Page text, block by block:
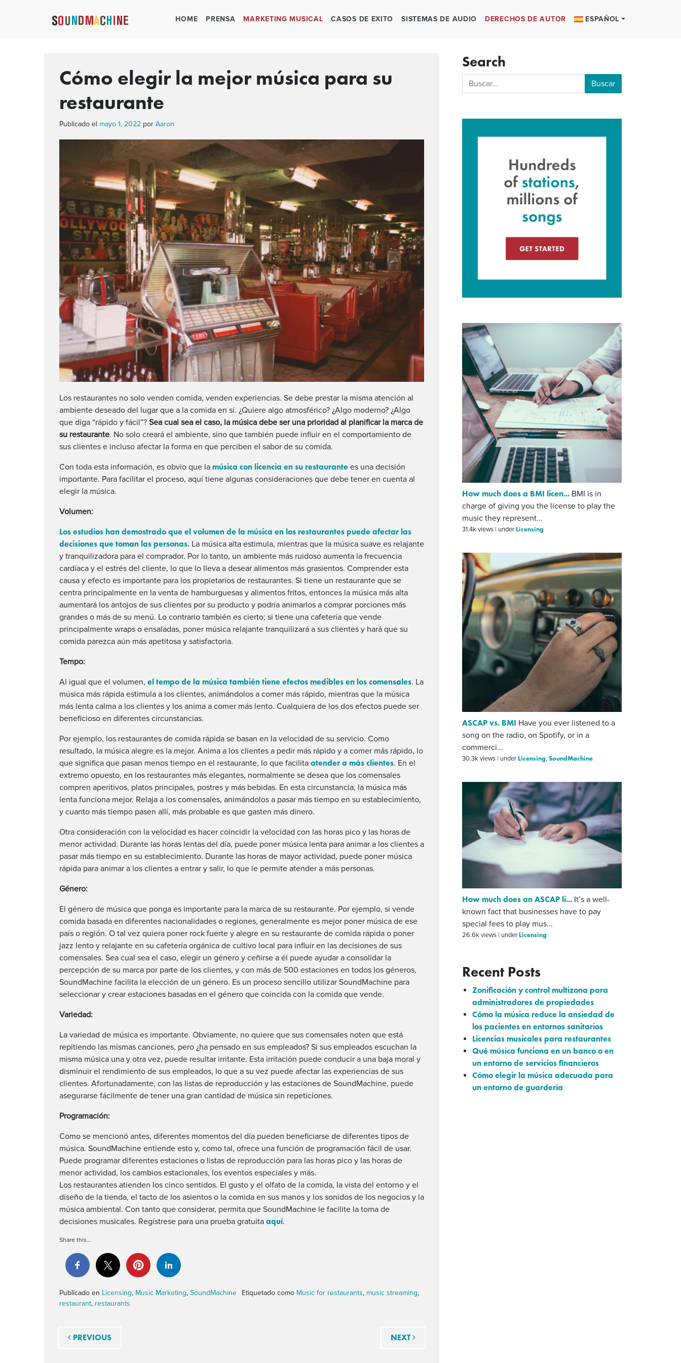
HOME PRENSA MARKETING MUSICAL CASOS DE EXITO SISTEMAS DE AUDIO DERECHOS DE AUTOR ESPAÑOL
Cómo elegir la mejor música para su
restaurante
Publicado el mayo 1, 2022 por Aaron
Los restaurantes no solo venden comida, venden experiencias. Se debe prestar la misma atención al
ambiente deseado del lugar que a la comida en sí. ¿Quiere algo atmosférico? ¿Algo moderno? ¿Algo
que diga “rápido y fácil”? Sea cual sea el caso, la música debe ser una prioridad al planificar la marca de
su restaurante. No solo creará el ambiente, sino que también puede influir en el comportamiento de
sus clientes e incluso afectar la forma en que perciben el sabor de su comida.
Con toda esta información, es obvio que la música con licencia en su restaurante es una decisión
importante. Para facilitar el proceso, aquí tiene algunas consideraciones que debe tener en cuenta al
elegir la música.
Volumen:
Los estudios han demostrado que el volumen de la música en los restaurantes puede afectar las
decisiones que toman las personas. La música alta estimula, mientras que la música suave es relajante
y tranquilizadora para el comprador. Por lo tanto, un ambiente más ruidoso aumenta la frecuencia
cardíaca y el estrés del cliente, lo que lo lleva a desear alimentos más grasientos. Comprender esta
causa y efecto es importante para los propietarios de restaurantes. Si tiene un restaurante que se
centra principalmente en la venta de hamburguesas y alimentos fritos, entonces la música más alta
aumentará los antojos de sus clientes por su producto y podría animarlos a comprar porciones más
grandes o más de su menú. Lo contrario también es cierto; si tiene una cafetería que vende
principalmente wraps o ensaladas, poner música relajante tranquilizará a sus clientes y hará que su
comida parezca aún más apetitosa y satisfactoria.
Tempo:
Al igual que el volumen, el tempo de la música también tiene efectos medibles en los comensales. La
música más rápida estimula a los clientes, animándolos a comer más rápido, mientras que la música
más lenta calma a los clientes y los anima a comer más lento. Cualquiera de los dos efectos puede ser
beneficioso en diferentes circunstancias.
Por ejemplo, los restaurantes de comida rápida se basan en la velocidad de su servicio. Como
resultado, la música alegre es la mejor. Anima a los clientes a pedir más rápido y a comer más rápido, lo
que significa que pasan menos tiempo en el restaurante, lo que facilita atender a más clientes. En el
extremo opuesto, en los restaurantes más elegantes, normalmente se desea que los comensales
compren aperitivos, platos principales, postres y más bebidas. En esta circunstancia, la música más
lenta funciona mejor. Relaja a los comensales, animándolos a pasar más tiempo en su establecimiento,
y cuanto más tiempo pasen allí, más probable es que gasten más dinero.
Otra consideración con la velocidad es hacer coincidir la velocidad con las horas pico y las horas de
menor actividad. Durante las horas lentas del día, puede poner música lenta para animar a los clientes a
pasar más tiempo en su establecimiento. Durante las horas de mayor actividad, puede poner música
rápida para animar a los clientes a entrar y salir, lo que le permite atender a más personas.
Género:
El género de música que ponga es importante para la marca de su restaurante. Por ejemplo, si vende
comida basada en diferentes nacionalidades o regiones, generalmente es mejor poner música de ese
país o región. O tal vez quiera poner rock fuerte y alegre en su restaurante de comida rápida o poner
jazz lento y relajante en su cafetería orgánica de cultivo local para influir en las decisiones de sus
comensales. Sea cual sea el caso, elegir un género y ceñirse a él puede ayudar a consolidar la
percepción de su marca por parte de los clientes, y con más de 500 estaciones en todos los géneros,
SoundMachine facilita la elección de un género. Es un proceso sencillo utilizar SoundMachine para
seleccionar y crear estaciones basadas en el género que coincida con la comida que vende.
Variedad:
La variedad de música es importante. Obviamente, no quiere que sus comensales noten que está
repitiendo las mismas canciones, pero ¿ha pensado en sus empleados? Si sus empleados escuchan la
misma música una y otra vez, puede resultar irritante. Esta irritación puede conducir a una baja moral y
disminuir el rendimiento de sus empleados, lo que a su vez puede afectar las experiencias de sus
clientes. Afortunadamente, con las listas de reproducción y las estaciones de SoundMachine, puede
asegurarse fácilmente de tener una gran cantidad de música sin repeticiones.
Programación:
Como se mencionó antes, diferentes momentos del día pueden beneficiarse de diferentes tipos de
música. SoundMachine entiende esto y, como tal, ofrece una función de programación fácil de usar.
Puede programar diferentes estaciones o listas de reproducción para las horas pico y las horas de
menor actividad, los cambios estacionales, los eventos especiales y más.
Los restaurantes atienden los cinco sentidos. El gusto y el olfato de la comida, la vista del entorno y el
diseño de la tienda, el tacto de los asientos o la comida en sus manos y los sonidos de los negocios y la
música ambiental. Con tanto que considerar, permita que SoundMachine le facilite la toma de
decisiones musicales. Regístrese para una prueba gratuita aquí.
Share this…
Publicado en Licensing, Music Marketing, SoundMachine Etiquetado como Music for restaurants, music streaming,
restaurant, restaurants
Navegación de entradas
PREVIOUS NEXT
Search
Buscar:
How much does a BMI licen... BMI is in
charge of giving you the license to play the
music they represent...
31.4k views | under Licensing
ASCAP vs. BMI Have you ever listened to a
song on the radio, on Spotify, or in a
commerci...
30.3k views | under Licensing,SoundMachine
How much does an ASCAP li... It’s a well-
known fact that businesses have to pay
special fees to play mus...
26.6k views | under Licensing
Recent Posts
Zonificación y control multizona para
administradores de propiedades
Cómo la música reduce la ansiedad de
los pacientes en entornos sanitarios
Licencias musicales para restaurantes
Qué música funciona en un banco o en
un entorno de servicios financieros
Cómo elegir la música adecuada para
un entorno de guardería